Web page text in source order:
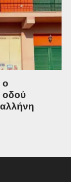
ο
οδού